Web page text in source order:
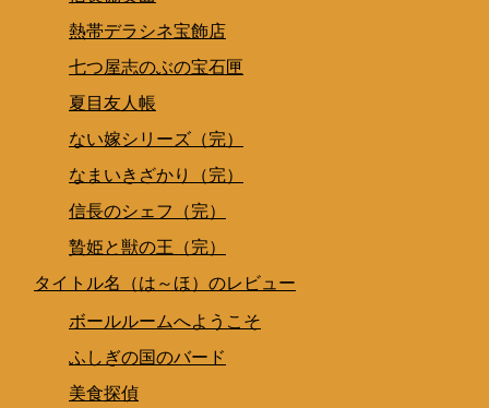
熱帯デラシネ宝飾店
七つ屋志のぶの宝石匣
夏目友人帳
ない嫁シリーズ（完）
なまいきざかり（完）
信長のシェフ（完）
贄姫と獣の王（完）
タイトル名（は～ほ）のレビュー
ボールルームへようこそ
ふしぎの国のバード
美食探偵